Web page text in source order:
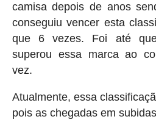
camisa depois de anos
conseguiu vencer esta
que 6 vezes. Foi até
superou essa marca ao
vez.
Atualmente, essa
pois as chegadas em